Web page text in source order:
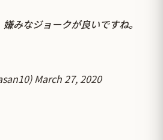
みなジョークが良いですね。
March 27, 2020